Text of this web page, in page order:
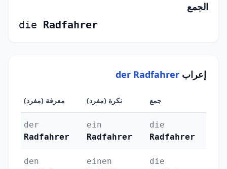
الجمع
die Radfahrer
إعراب der Radfahrer
معرفة (مفرد) نكرة (مفرد) جمع
der
Radfahrer
ein
Radfahrer
die
Radfahrer
den
einen
die